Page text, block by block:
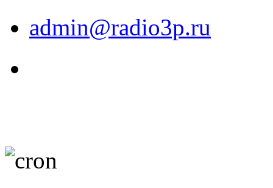
admin@radio3p.ru